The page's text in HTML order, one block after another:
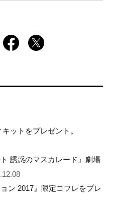
ットをプレゼント。
誘惑のマスカレード』劇場
ン 2017』限定コフレをプレ